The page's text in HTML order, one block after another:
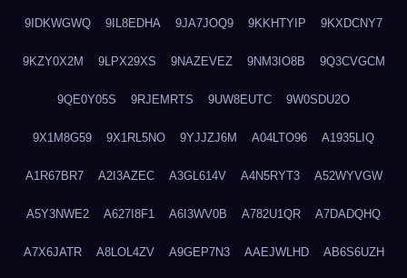
9IDKWGWQ 9IL8EDHA 9JA7JOQ9 9KKHTYIP 9KXDCNY7
9KZY0X2M 9LPX29XS 9NAZEVEZ 9NM3IO8B 9Q3CVGCM
9QE0Y05S 9RJEMRTS 9UW8EUTC 9W0SDU2O
9X1M8G59 9X1RL5NO 9YJJZJ6M A04LTO96 A1935LIQ
A1R67BR7 A2I3AZEC A3GL614V A4N5RYT3 A52WYVGW
A5Y3NWE2 A627I8F1 A6I3WV0B A782U1QR A7DADQHQ
A7X6JATR A8LOL4ZV A9GEP7N3 AAEJWLHD AB6S6UZH